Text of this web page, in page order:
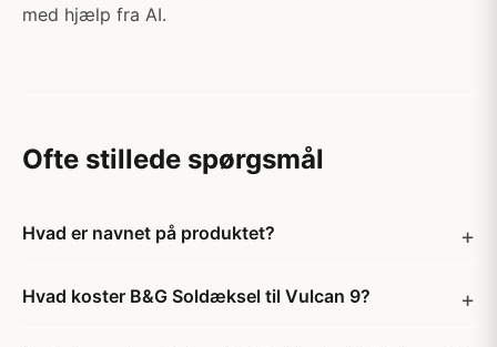
med hjælp fra AI.
Ofte stillede spørgsmål
Hvad er navnet på produktet?
Hvad koster B&G Soldæksel til Vulcan 9?